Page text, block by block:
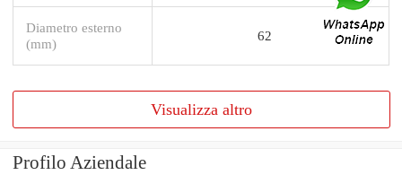
Diametro esterno
(mm)
62
Visualizza altro
Profilo Aziendale